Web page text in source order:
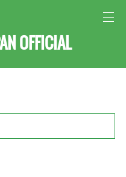
OFFICIAL